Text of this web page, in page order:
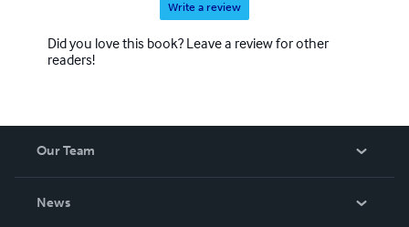
Write a review
Did you love this book? Leave a review for other
readers!
Our Team
News